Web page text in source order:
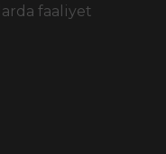
faaliyet